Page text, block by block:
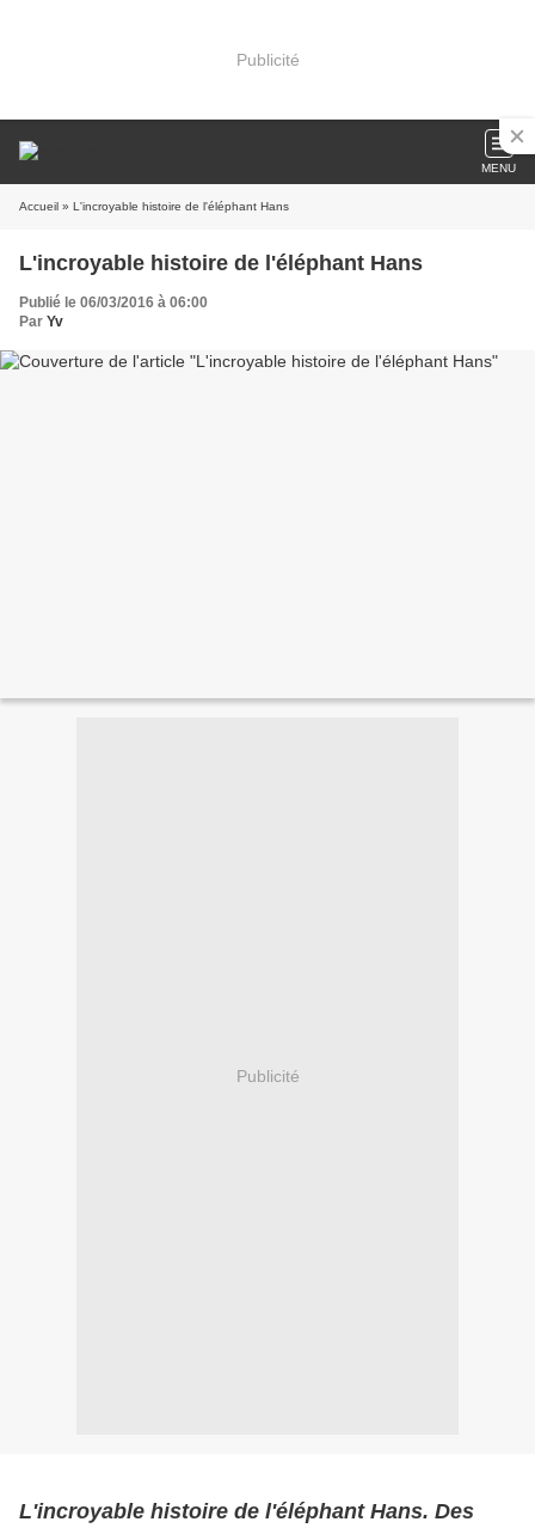
Publicité
MENU
Accueil » L'incroyable histoire de l'éléphant Hans
L'incroyable histoire de l'éléphant Hans
Publié le 06/03/2016 à 06:00
Par Yv
Publicité
L'incroyable histoire de l'éléphant Hans. Des